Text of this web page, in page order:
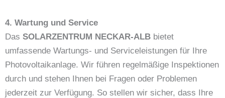
4. Wartung und Service
Das SOLARZENTRUM NECKAR-ALB bietet
umfassende Wartungs- und Serviceleistungen für Ihre
Photovoltaikanlage. Wir führen regelmäßige Inspektionen
durch und stehen Ihnen bei Fragen oder Problemen
jederzeit zur Verfügung. So stellen wir sicher, dass Ihre